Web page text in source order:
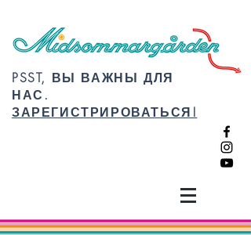
PSST, ВЫ ВАЖНЫ ДЛЯ
НАС.
ЗАРЕГИСТРИРОВАТЬСЯ!